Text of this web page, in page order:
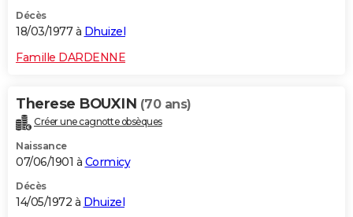
Décès
18/03/1977 à Dhuizel
Famille DARDENNE
Therese BOUXIN (70 ans)
Créer une cagnotte obsèques
Naissance
07/06/1901 à Cormicy
Décès
14/05/1972 à Dhuizel